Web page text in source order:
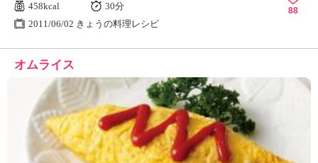
458kcal
30分
2011/06/02 きょうの料理レシピ
88
オムライス